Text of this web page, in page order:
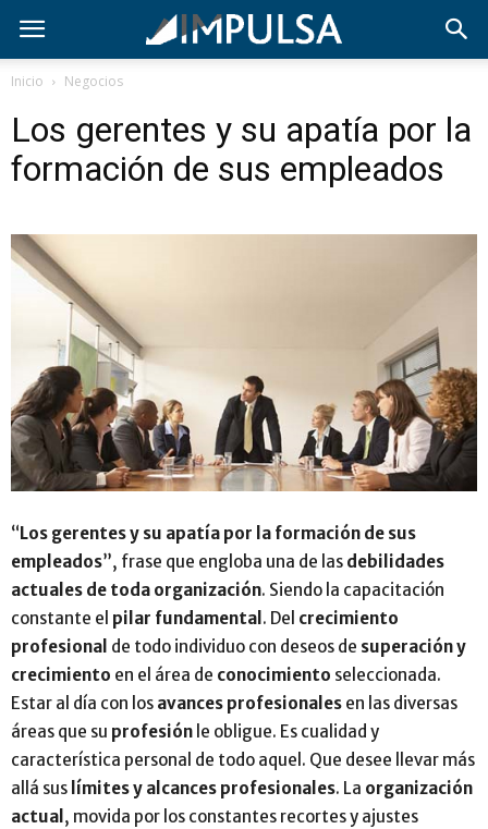
Inicio Negocios
Los gerentes y su apatía por la
formación de sus empleados
“ Los gerentes y su apatía por la formación de sus
empleados”, frase que engloba una de las debilidades
actuales de toda organización. Siendo la capacitación
constante el pilar fundamental . Del crecimiento
profesional de todo individuo con deseos de superación y
crecimiento en el área de conocimiento seleccionada.
Estar al día con los avances profesionales en las diversas
áreas que su profesión le obligue. Es cualidad y
característica personal de todo aquel. Que desee llevar más
allá sus límites y alcances profesionales. La organización
actual , movida por los constantes recortes y ajustes